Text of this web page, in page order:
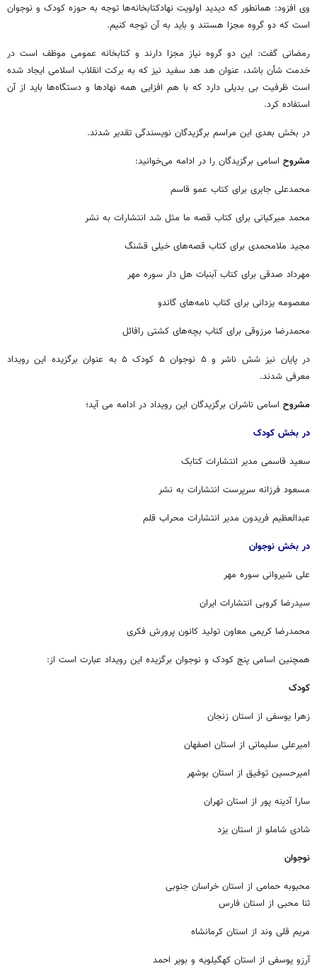
وی افزود: همانطور که دیدید اولویت نهادکتابخانه‌ها توجه به حوزه کودک و نوجوان
است که دو گروه مجزا هستند و باید به آن توجه کنیم.
رمضانی گفت: این دو گروه نیاز مجزا دارند و کتابخانه عمومی موظف است در
خدمت شأن باشد، عنوان هد هد سفید نیز که به برکت انقلاب اسلامی ایجاد شده
است ظرفیت بی بدیلی دارد که با هم افزایی همه نهادها و دستگاه‌ها باید از آن
استفاده کرد.
در بخش بعدی این مراسم برگزیدگان نویسندگی تقدیر شدند.
مشروح اسامی برگزیدگان را در ادامه می‌خوانید:
محمدعلی جابری برای کتاب عمو قاسم
محمد میرکیانی برای کتاب قصه ما مثل شد انتشارات به نشر
مجید ملامحمدی برای کتاب قصه‌های خیلی قشنگ
مهرداد صدقی برای کتاب آبنبات هل دار سوره مهر
معصومه یزدانی برای کتاب نامه‌های گاندو
محمدرضا مرزوقی برای کتاب بچه‌های کشتی رافائل
در پایان نیز شش ناشر و ۵ نوجوان ۵ کودک ۵ به عنوان برگزیده این رویداد
معرفی شدند.
مشروح اسامی ناشران برگزیدگان این رویداد در ادامه می آید؛
در بخش کودک
سعید قاسمی مدیر انتشارات کتابک
مسعود فرزانه سرپرست انتشارات به نشر
عبدالعظیم فریدون مدیر انتشارات محراب قلم
در بخش نوجوان
علی شیروانی سوره مهر
سیدرضا کروبی انتشارات ایران
محمدرضا کریمی معاون تولید کانون پرورش فکری
همچنین اسامی پنج کودک و نوجوان برگزیده این رویداد عبارت است از:
کودک
زهرا یوسفی از استان زنجان
امیرعلی سلیمانی از استان اصفهان
امیرحسین توفیق از استان بوشهر
سارا آدینه پور از استان تهران
شادی شاملو از استان یزد
نوجوان
محبوبه حمامی از استان خراسان جنوبی
ثنا محبی از استان فارس
مریم قلی وند از استان کرمانشاه
آرزو یوسفی از استان کهگیلویه و بویر احمد